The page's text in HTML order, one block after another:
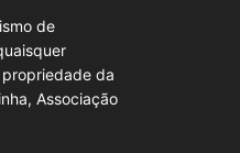
de
da
Associação